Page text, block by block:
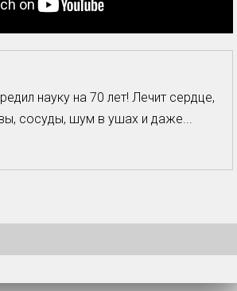
науку на 70 лет! Лечит сердце,
сосуды, шум в ушах и даже...